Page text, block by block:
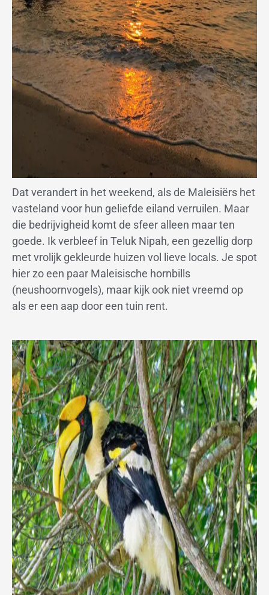
Dat verandert in het weekend, als de Maleisiërs het
vasteland voor hun geliefde eiland verruilen. Maar
die bedrijvigheid komt de sfeer alleen maar ten
goede. Ik verbleef in Teluk Nipah, een gezellig dorp
met vrolijk gekleurde huizen vol lieve locals. Je spot
hier zo een paar Maleisische hornbills
(neushoornvogels), maar kijk ook niet vreemd op
als er een aap door een tuin rent.